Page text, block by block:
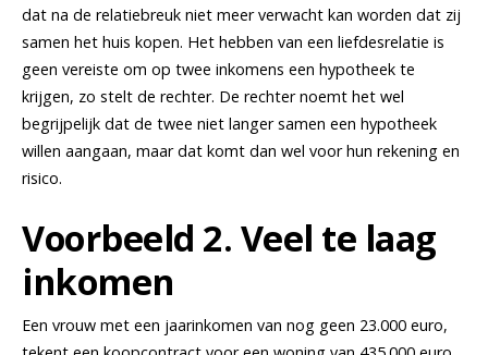
dat na de relatiebreuk niet meer verwacht kan worden dat zij
samen het huis kopen. Het hebben van een liefdesrelatie is
geen vereiste om op twee inkomens een hypotheek te
krijgen, zo stelt de rechter. De rechter noemt het wel
begrijpelijk dat de twee niet langer samen een hypotheek
willen aangaan, maar dat komt dan wel voor hun rekening en
risico.
Voorbeeld 2. Veel te laag
inkomen
Een vrouw met een jaarinkomen van nog geen 23.000 euro,